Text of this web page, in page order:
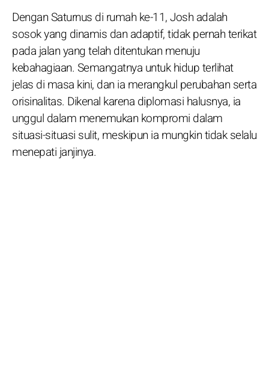
Dengan Saturnus di rumah ke-11, Josh adalah
sosok yang dinamis dan adaptif, tidak pernah terikat
pada jalan yang telah ditentukan menuju
kebahagiaan. Semangatnya untuk hidup terlihat
jelas di masa kini, dan ia merangkul perubahan serta
orisinalitas. Dikenal karena diplomasi halusnya, ia
unggul dalam menemukan kompromi dalam
situasi-situasi sulit, meskipun ia mungkin tidak selalu
menepati janjinya.